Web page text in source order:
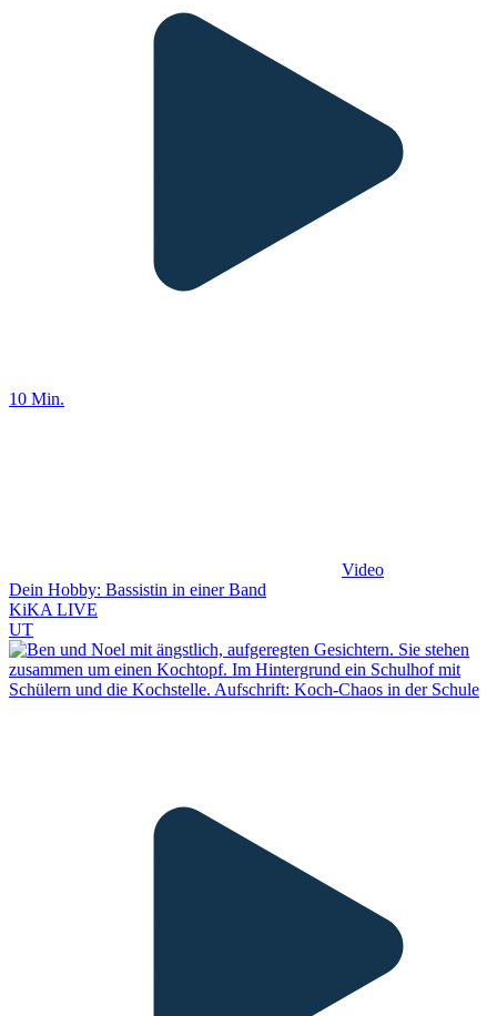
10 Min.
Video
Dein Hobby: Bassistin in einer Band
KiKA LIVE
UT